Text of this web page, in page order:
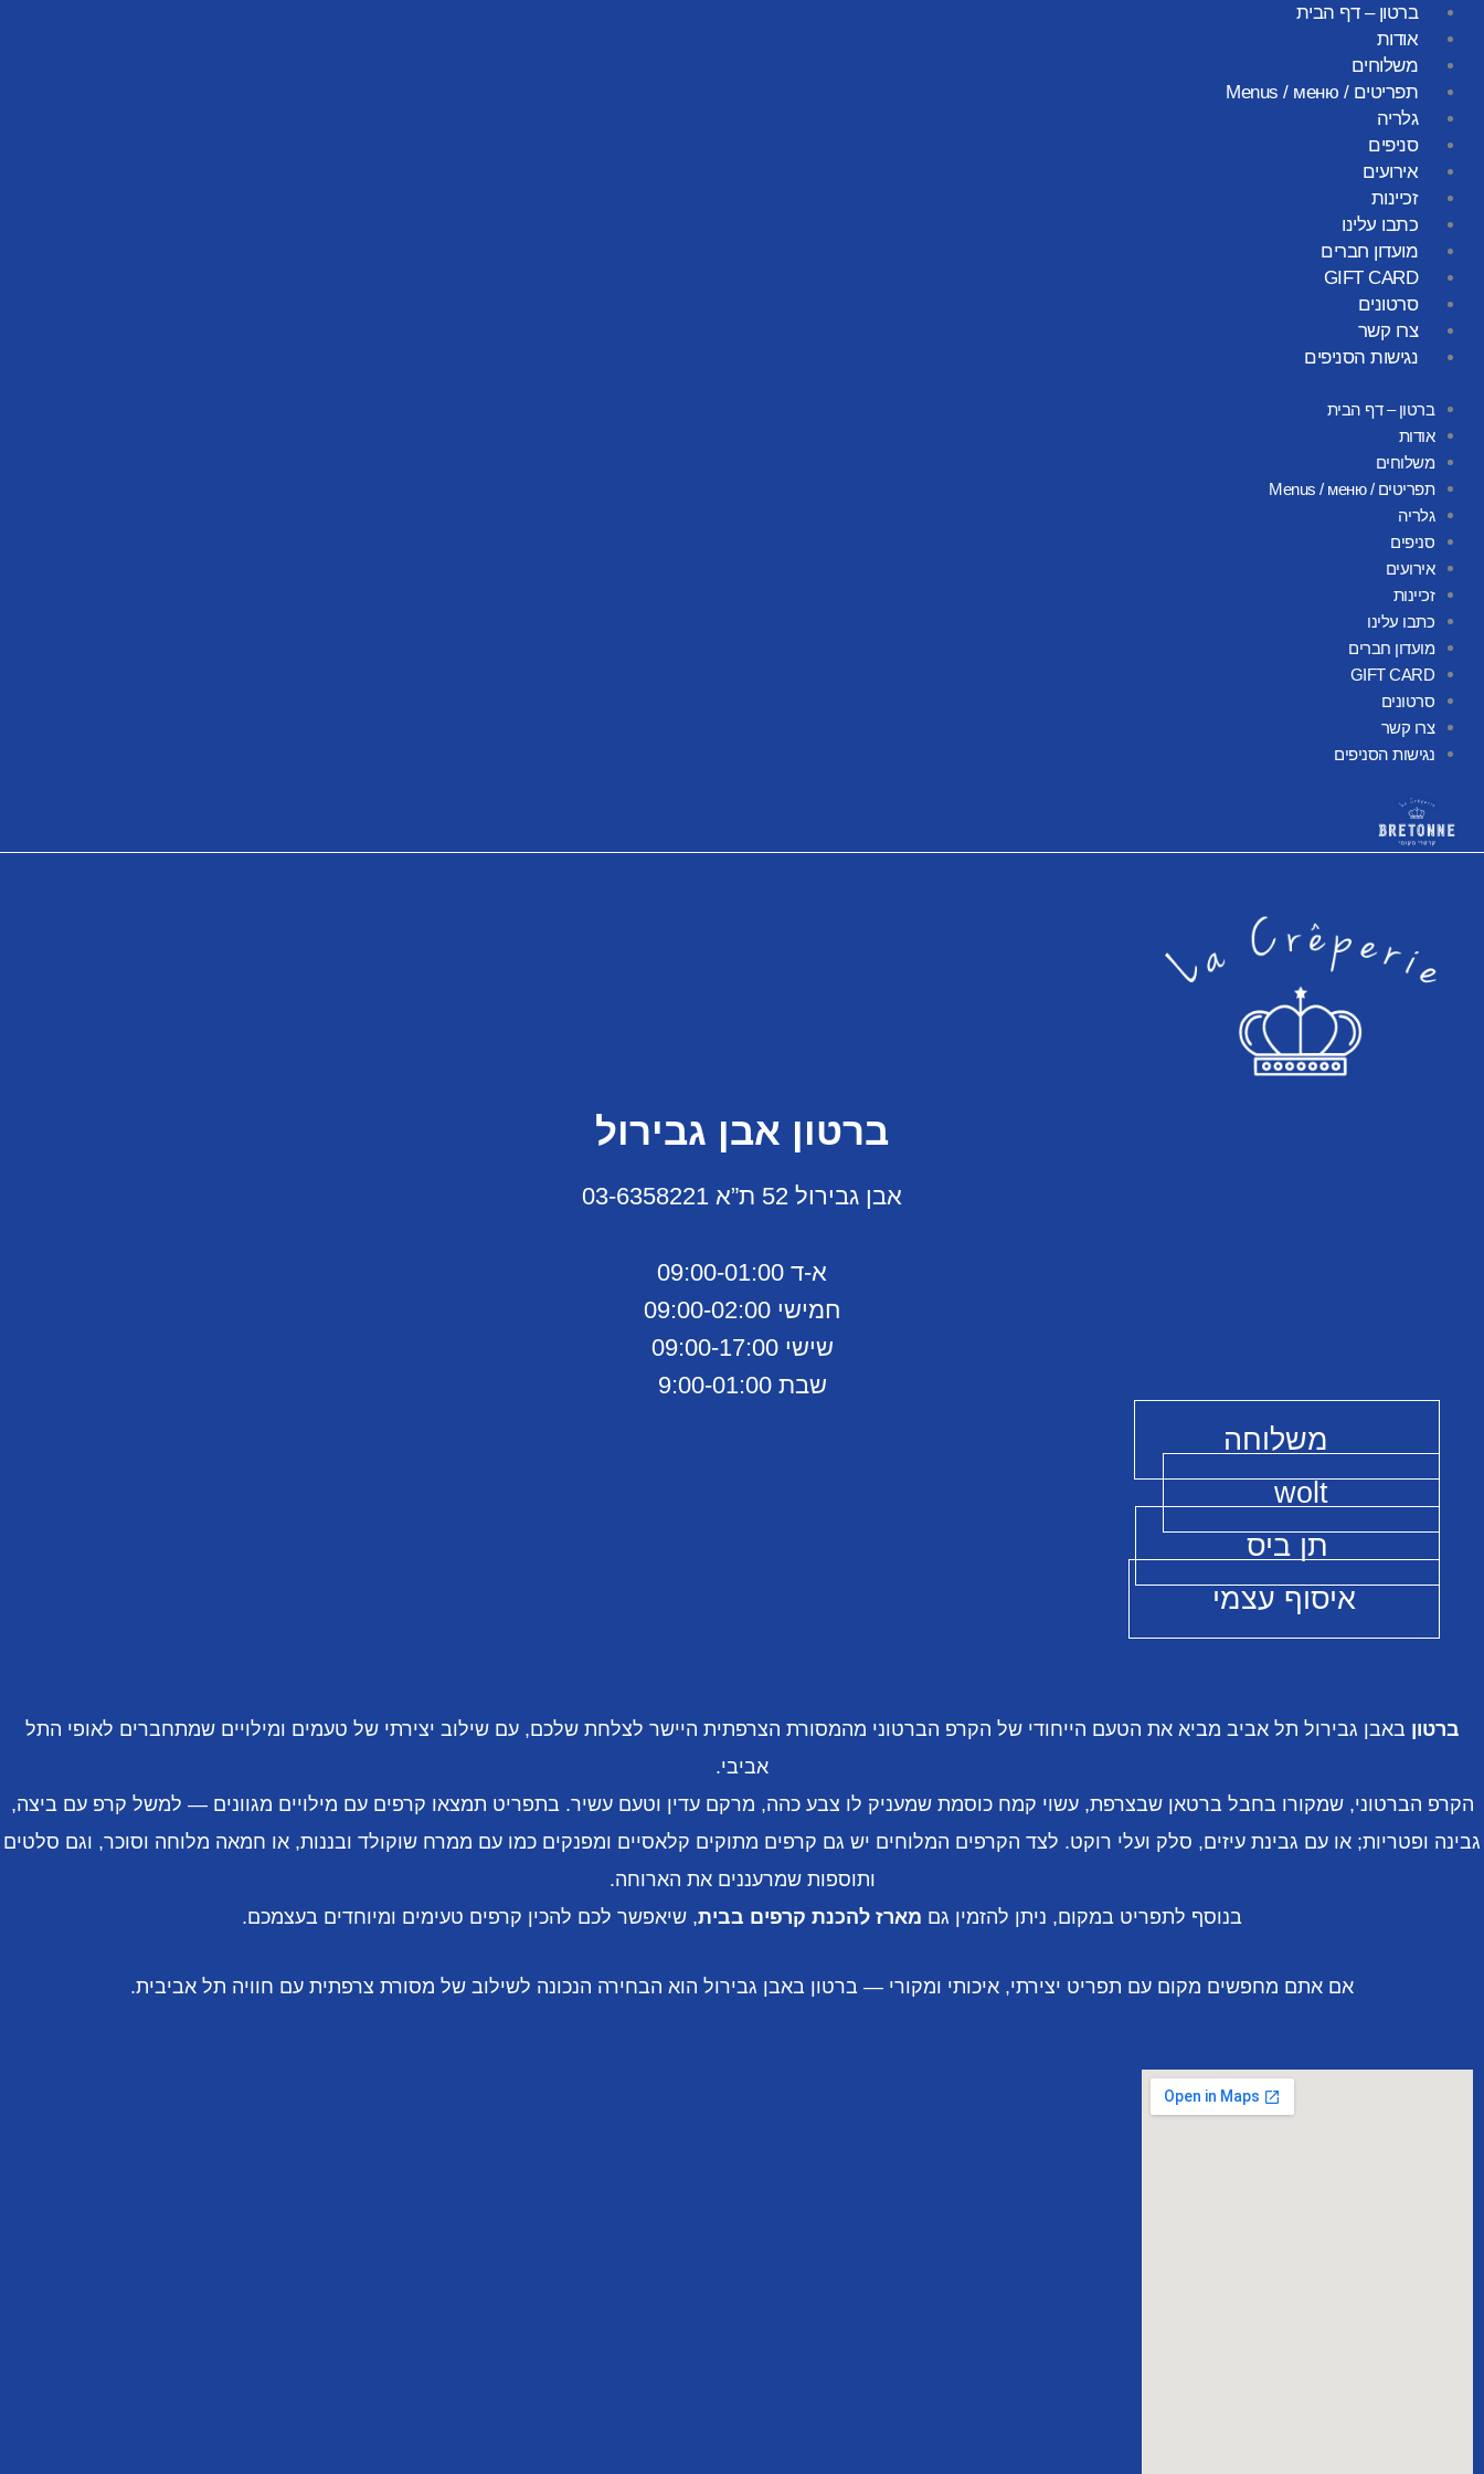
דילוג
לתוכן
ברטון – דף הבית
אודות
משלוחים
תפריטים / Menus / меню
גלריה
סניפים
אירועים
זכיינות
כתבו עלינו
מועדון חברים
GIFT CARD
סרטונים
צרו קשר
נגישות הסניפים
ברטון – דף הבית
אודות
משלוחים
תפריטים / Menus / меню
גלריה
סניפים
אירועים
זכיינות
כתבו עלינו
מועדון חברים
GIFT CARD
סרטונים
צרו קשר
נגישות הסניפים
ברטון אבן גבירול
אבן גבירול 52 ת”א 03-6358221
א-ד 09:00-01:00
חמישי 09:00-02:00
שישי 09:00-17:00
שבת 9:00-01:00
משלוחה
wolt
תן ביס
איסוף עצמי
ברטון באבן גבירול תל אביב מביא את הטעם הייחודי של הקרפ הברטוני מהמסורת הצרפתית היישר לצלחת שלכם, עם שילוב יצירתי של טעמים ומילויים שמתחברים לאופי התל
אביבי.
הקרפ הברטוני, שמקורו בחבל ברטאן שבצרפת, עשוי קמח כוסמת שמעניק לו צבע כהה, מרקם עדין וטעם עשיר. בתפריט תמצאו קרפים עם מילויים מגוונים — למשל קרפ עם ביצה,
גבינה ופטריות; או עם גבינת עיזים, סלק ועלי רוקט. לצד הקרפים המלוחים יש גם קרפים מתוקים קלאסיים ומפנקים כמו עם ממרח שוקולד ובננות, או חמאה מלוחה וסוכר, וגם סלטים
ותוספות שמרעננים את הארוחה.
בנוסף לתפריט במקום, ניתן להזמין גם מארז להכנת קרפים בבית, שיאפשר לכם להכין קרפים טעימים ומיוחדים בעצמכם.
אם אתם מחפשים מקום עם תפריט יצירתי, איכותי ומקורי — ברטון באבן גבירול הוא הבחירה הנכונה לשילוב של מסורת צרפתית עם חוויה תל אביבית.